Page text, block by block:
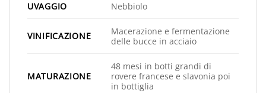
UVAGGIO Nebbiolo
VINIFICAZIONE
Macerazione e fermentazione
delle bucce in acciaio
MATURAZIONE
48 mesi in botti grandi di
rovere francese e slavonia poi
in bottiglia